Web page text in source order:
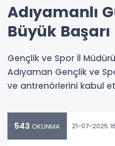
Adıyamanlı
Büyük Başarı
Gençlik ve Spor İl
Adıyaman Gençlik ve
ve antrenörlerini kabul
543 OKUNMA 21-07-2025